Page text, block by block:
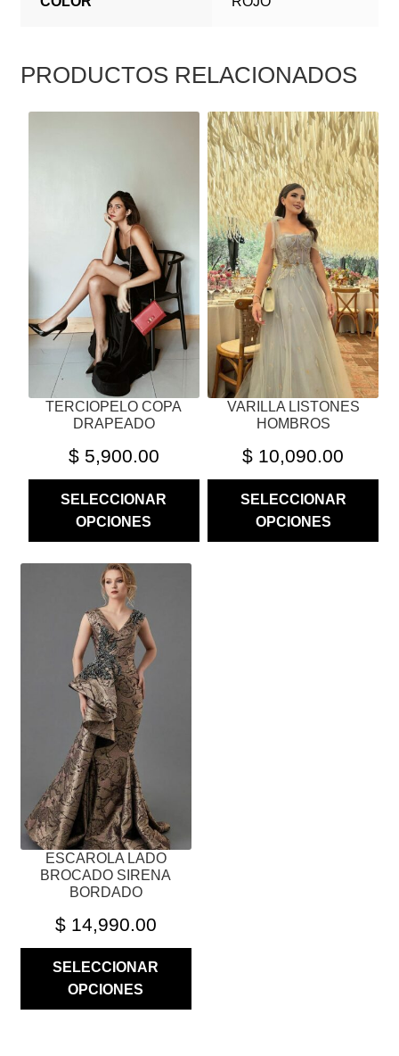
PRODUCTOS RELACIONADOS
TERCIOPELO COPA
DRAPEADO
$5,900.00
SELECCIONAR
OPCIONES
VARIANTES.
OPCIONES
SE
PUEDEN
ELEGIR
EN
PÁGINA
VARILLA LISTONES
HOMBROS
$ 10,090.00
SELECCIONAR
OPCIONES
ESTE
PRODUCTO
TIENE
MÚLTIPLES
VARIANTES.
LAS
OPCIONES
SE
PUEDEN
ELEGIR
EN
LA
PÁGINA
ESCAROLA LADO
BROCADO SIRENA
BORDADO
$14,990.00
SELECCIONAR
OPCIONES
PRODUCTO
MÚLTIPLES
VARIANTES.
OPCIONES
PUEDEN
ELEGIR
EN
LA
PÁGINA
PRODUCTO